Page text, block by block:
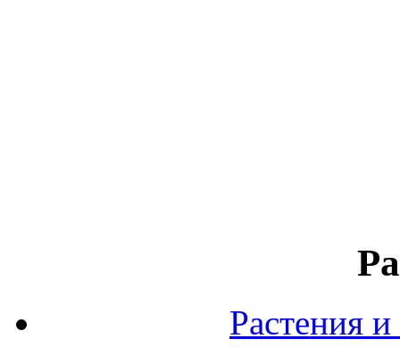
Растения